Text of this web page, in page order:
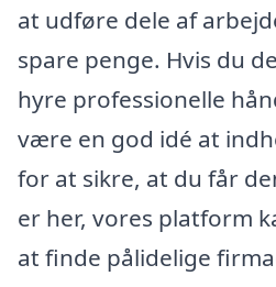
at udføre dele af
spare penge. Hvis du
hyre professionelle
være en god idé at
for at sikre, at du får
er her, vores platform
at finde pålidelige